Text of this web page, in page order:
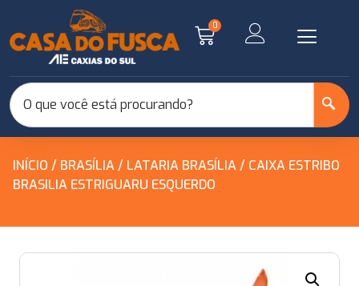
0
INÍCIO / BRASÍLIA/ LATARIA BRASÍLIA/ CAIXA ESTRIBO
BRASILIA ESTRIGUARU ESQUERDO